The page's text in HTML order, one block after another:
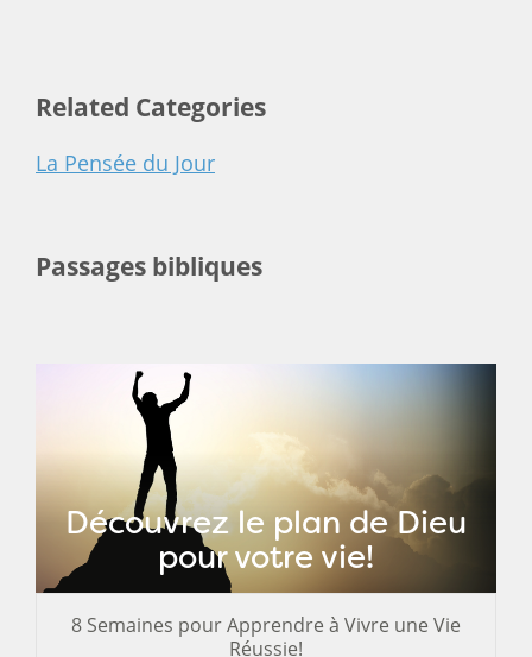
Related Categories
La Pensée du Jour
Passages bibliques
Découvrez le plan de Dieu
pour votre vie!
8 Semaines pour Apprendre à Vivre une Vie
Réussie!